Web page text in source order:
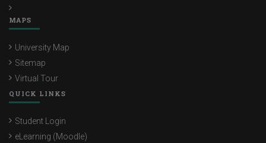
MAPS
University Map
Sitemap
Virtual Tour
QUICK LINKS
Student Login
eLearning (Moodle)